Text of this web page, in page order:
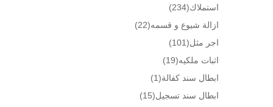
استملاك(234)
ازالة شيوع و قسمه(22)
اجر مثل(101)
اثبات ملكيه(19)
ابطال سند كفالة(1)
ابطال سند تسجيل(15)